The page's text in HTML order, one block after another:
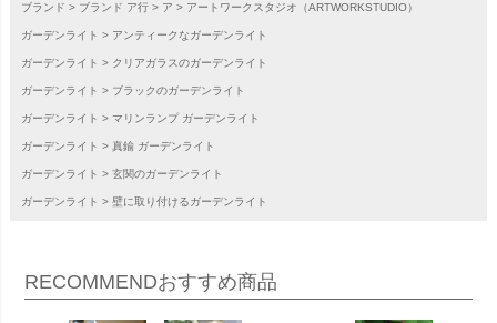
ブランド ブランド ア行 ア アートワークスタジオ（ARTWORKSTUDIO）
ガーデンライト アンティークなガーデンライト
ガーデンライト クリアガラスのガーデンライト
ガーデンライト ブラックのガーデンライト
ガーデンライト マリンランプ ガーデンライト
ガーデンライト 真鍮 ガーデンライト
ガーデンライト 玄関のガーデンライト
ガーデンライト 壁に取り付けるガーデンライト
RECOMMENDおすすめ商品